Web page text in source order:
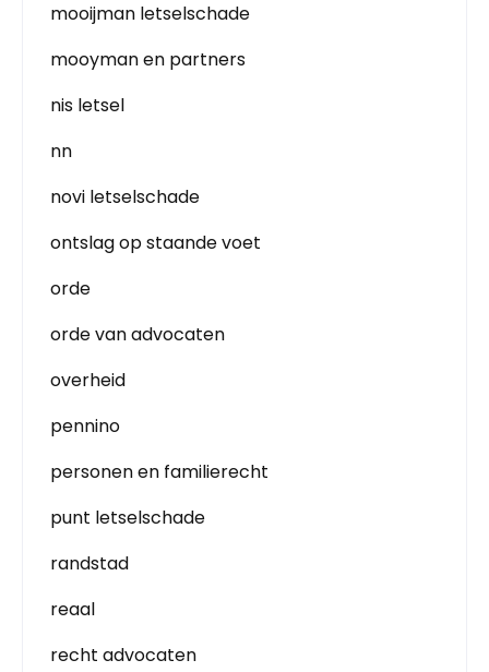
mooijman letselschade
mooyman en partners
nis letsel
nn
novi letselschade
ontslag op staande voet
orde
orde van advocaten
overheid
pennino
personen en familierecht
punt letselschade
randstad
reaal
recht advocaten